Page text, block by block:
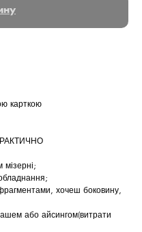
карткою
хочеш боковину,
або айсингом(витрати